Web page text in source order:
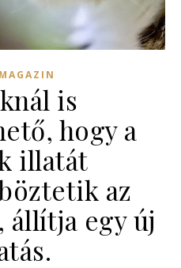
MAGAZIN
is
hogy a
illatát
az
egy új